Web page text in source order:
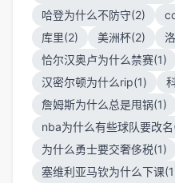
哈登为什么不防守(2)
库里(2)
美洲杯(2)
恰尔汉奥卢为什么禁赛(1)
汉密尔顿为什么rip(1)
詹姆斯为什么总是甩锅(1)
nba为什么有些球队要改名
为什么勇士要交奢侈税(1)
塞维利亚马钦为什么下课